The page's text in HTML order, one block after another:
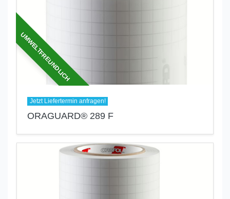
UMWELTFREUNDLICH
Jetzt Liefertermin anfragen!
ORAGUARD® 289 F